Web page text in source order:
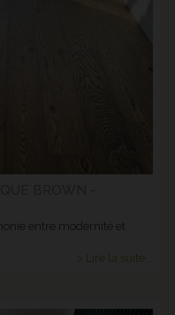
entre modernité et
> Lire la suite...